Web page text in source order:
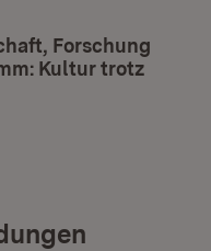
Forschung
Kultur trotz